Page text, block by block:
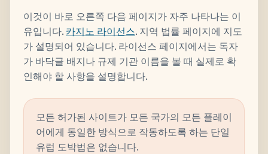
이것이 바로 오른쪽 다음 페이지가 자주 나타나는 이
유입니다. 카지노 라이선스. 지역 법률 페이지에 지도
가 설명되어 있습니다. 라이선스 페이지에서는 독자
가 바닥글 배지나 규제 기관 이름을 볼 때 실제로 확
인해야 할 사항을 설명합니다.
모든 허가된 사이트가 모든 국가의 모든 플레이
어에게 동일한 방식으로 작동하도록 하는 단일
유럽 도박법은 없습니다.